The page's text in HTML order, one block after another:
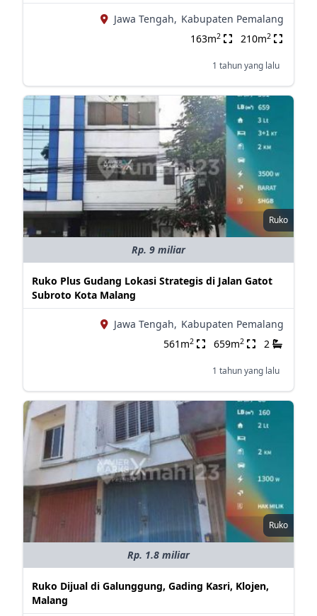
Jawa Tengah, Kabupaten Pemalang
163m2 210m2
1 tahun yang lalu
Ruko
Rp. 9 miliar
Ruko Plus Gudang Lokasi Strategis di Jalan Gatot
Subroto Kota Malang
Jawa Tengah, Kabupaten Pemalang
561m2 659m2 2
1 tahun yang lalu
Ruko
Rp. 1.8 miliar
Ruko Dijual di Galunggung, Gading Kasri, Klojen,
Malang